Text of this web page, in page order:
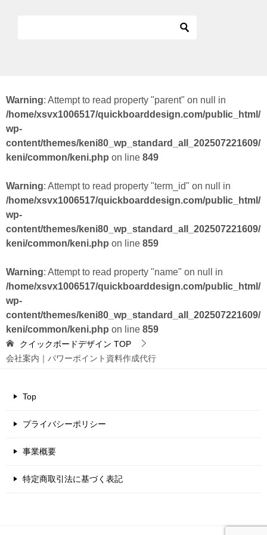
Warning: Attempt to read property "parent" on null in
/home/xsvx1006517/quickboarddesign.com/public_html/
wp-
content/themes/keni80_wp_standard_all_202507221609/
keni/common/keni.php on line 849
Warning: Attempt to read property "term_id" on null in
/home/xsvx1006517/quickboarddesign.com/public_html/
wp-
content/themes/keni80_wp_standard_all_202507221609/
keni/common/keni.php on line 859
Warning: Attempt to read property "name" on null in
/home/xsvx1006517/quickboarddesign.com/public_html/
wp-
content/themes/keni80_wp_standard_all_202507221609/
keni/common/keni.php on line 859
クイックボードデザイン TOP
会社案内｜パワーポイント資料作成代行
Top
プライバシーポリシー
事業概要
特定商取引法に基づく表記